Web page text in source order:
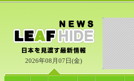
2026年08月07日(金)